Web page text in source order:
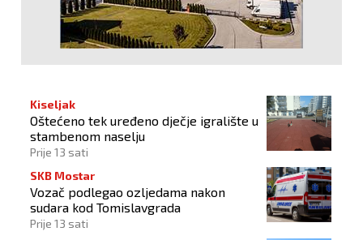
Kiseljak
Oštećeno tek uređeno dječje igralište u
stambenom naselju
Prije 13 sati
SKB Mostar
Vozač podlegao ozljedama nakon
sudara kod Tomislavgrada
Prije 13 sati